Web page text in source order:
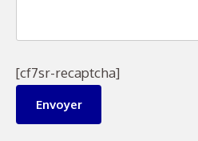
[cf7sr-recaptcha]